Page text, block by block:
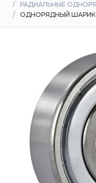
доставка
РАДИАЛЬНЫЕ
ОДНОРЯДНЫЙ